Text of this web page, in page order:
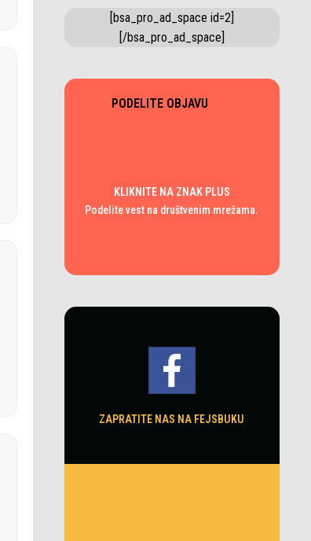
[bsa_pro_ad_space id=2]
[/bsa_pro_ad_space]
PODELITE OBJAVU
KLIKNITE NA ZNAK PLUS
Podelite vest na društvenim mrežama.
ZAPRATITE NAS NA FEJSBUKU